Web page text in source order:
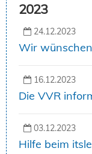
2023
24.12.2023
Wir
16.12.2023
Die VVR
03.12.2023
Hilfe beim